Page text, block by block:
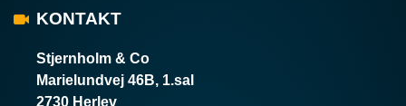
KONTAKT
Stjernholm & Co
Marielundvej 46B, 1.sal
2730 Herlev